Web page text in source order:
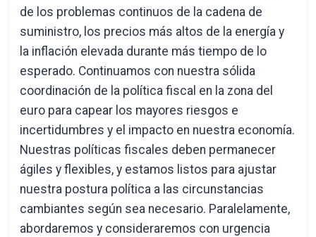
de los problemas continuos de la cadena de
suministro, los precios más altos de la energía y
la inflación elevada durante más tiempo de lo
esperado. Continuamos con nuestra sólida
coordinación de la política fiscal en la zona del
euro para capear los mayores riesgos e
incertidumbres y el impacto en nuestra economía.
Nuestras políticas fiscales deben permanecer
ágiles y flexibles, y estamos listos para ajustar
nuestra postura política a las circunstancias
cambiantes según sea necesario. Paralelamente,
abordaremos y consideraremos con urgencia